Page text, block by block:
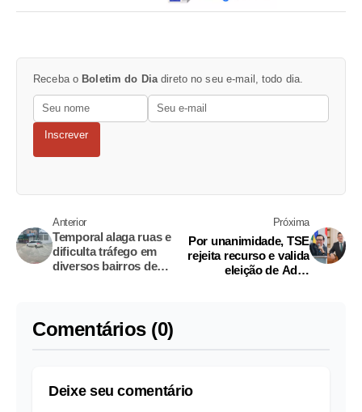
Receba o Boletim do Diadireto no seu e-mail, todo dia.
Inscrever
Anterior
Temporal alaga ruas e
dificulta tráfego em
diversos bairros de
Próxima
Por unanimidade, TSE
rejeita recurso e valida
eleição de Adail
Comentários (0)
Deixe seu comentário